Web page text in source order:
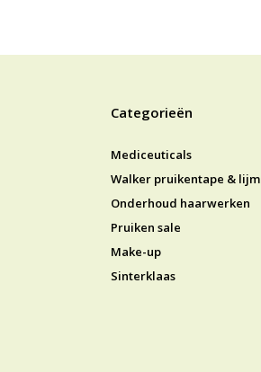
Categorieën
Mediceuticals
Walker pruikentape & lijm
Onderhoud haarwerken
Pruiken sale
Make-up
Sinterklaas